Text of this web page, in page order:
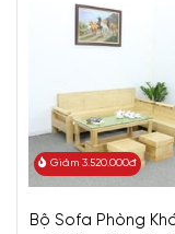
Giảm 3.520.000đ
Bộ Sofa Phòng